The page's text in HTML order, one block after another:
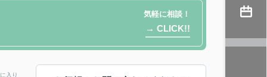
気軽に相談！
→ CLICK!!
入り